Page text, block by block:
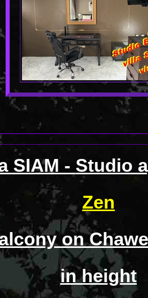
SIAM - Studio
Zen
on
in height